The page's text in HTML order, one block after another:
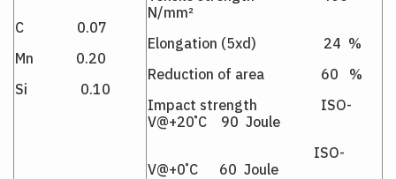
C 0.07
Mn 0.20
Si 0.10
N/mm²
Elongation (5xd) 24 %
Reduction of area 60 %
Impact strength ISO-
V@+20 ํC 90 Joule
ISO-
V@+0 ํC 60 Joule